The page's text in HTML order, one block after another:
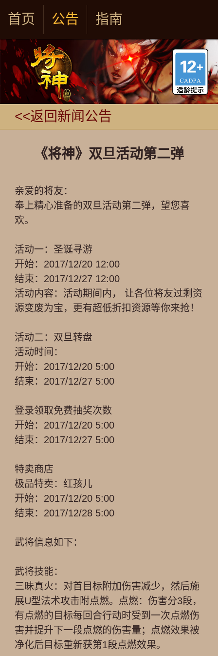
首页 公告 指南
<<返回新闻公告
《将神》双旦活动第二弹
亲爱的将友：
奉上精心准备的双旦活动第二弹，望您喜
欢。
活动一：圣诞寻游
开始：2017/12/20 12:00
结束：2017/12/27 12:00
活动内容：活动期间内， 让各位将友过剩资
源变废为宝，更有超低折扣资源等你来抢！
活动二：双旦转盘
活动时间：
开始：2017/12/20 5:00
结束：2017/12/27 5:00
登录领取免费抽奖次数
开始：2017/12/20 5:00
结束：2017/12/27 5:00
特卖商店
极品特卖：红孩儿
开始：2017/12/20 5:00
结束：2017/12/28 5:00
武将信息如下：
武将技能：
三昧真火：对首目标附加伤害减少，然后施
展U型法术攻击附点燃。点燃：伤害分3段，
有点燃的目标每回合行动时受到一次点燃伤
害并提升下一段点燃的伤害量；点燃效果被
净化后目标重新获第1段点燃效果。